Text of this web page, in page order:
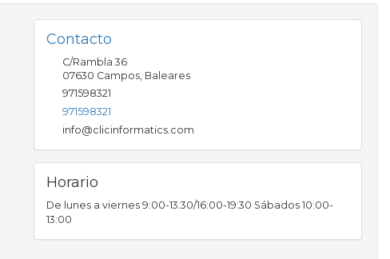
Contacto
C/Rambla 36
07630 Campos, Baleares
971598321
971598321
info@clicinformatics.com
Horario
De lunes a viernes 9:00-13:30/16:00-19:30 Sábados 10:00-
13:00